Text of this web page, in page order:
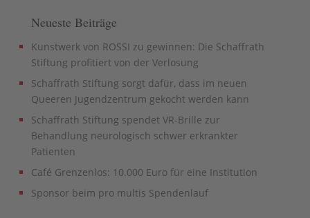
Neueste Beiträge
Kunstwerk von ROSSI zu gewinnen: Die Schaffrath
Stiftung profitiert von der Verlosung
Schaffrath Stiftung sorgt dafür, dass im neuen
Queeren Jugendzentrum gekocht werden kann
Schaffrath Stiftung spendet VR-Brille zur
Behandlung neurologisch schwer erkrankter
Patienten
Café Grenzenlos: 10.000 Euro für eine Institution
Sponsor beim pro multis Spendenlauf